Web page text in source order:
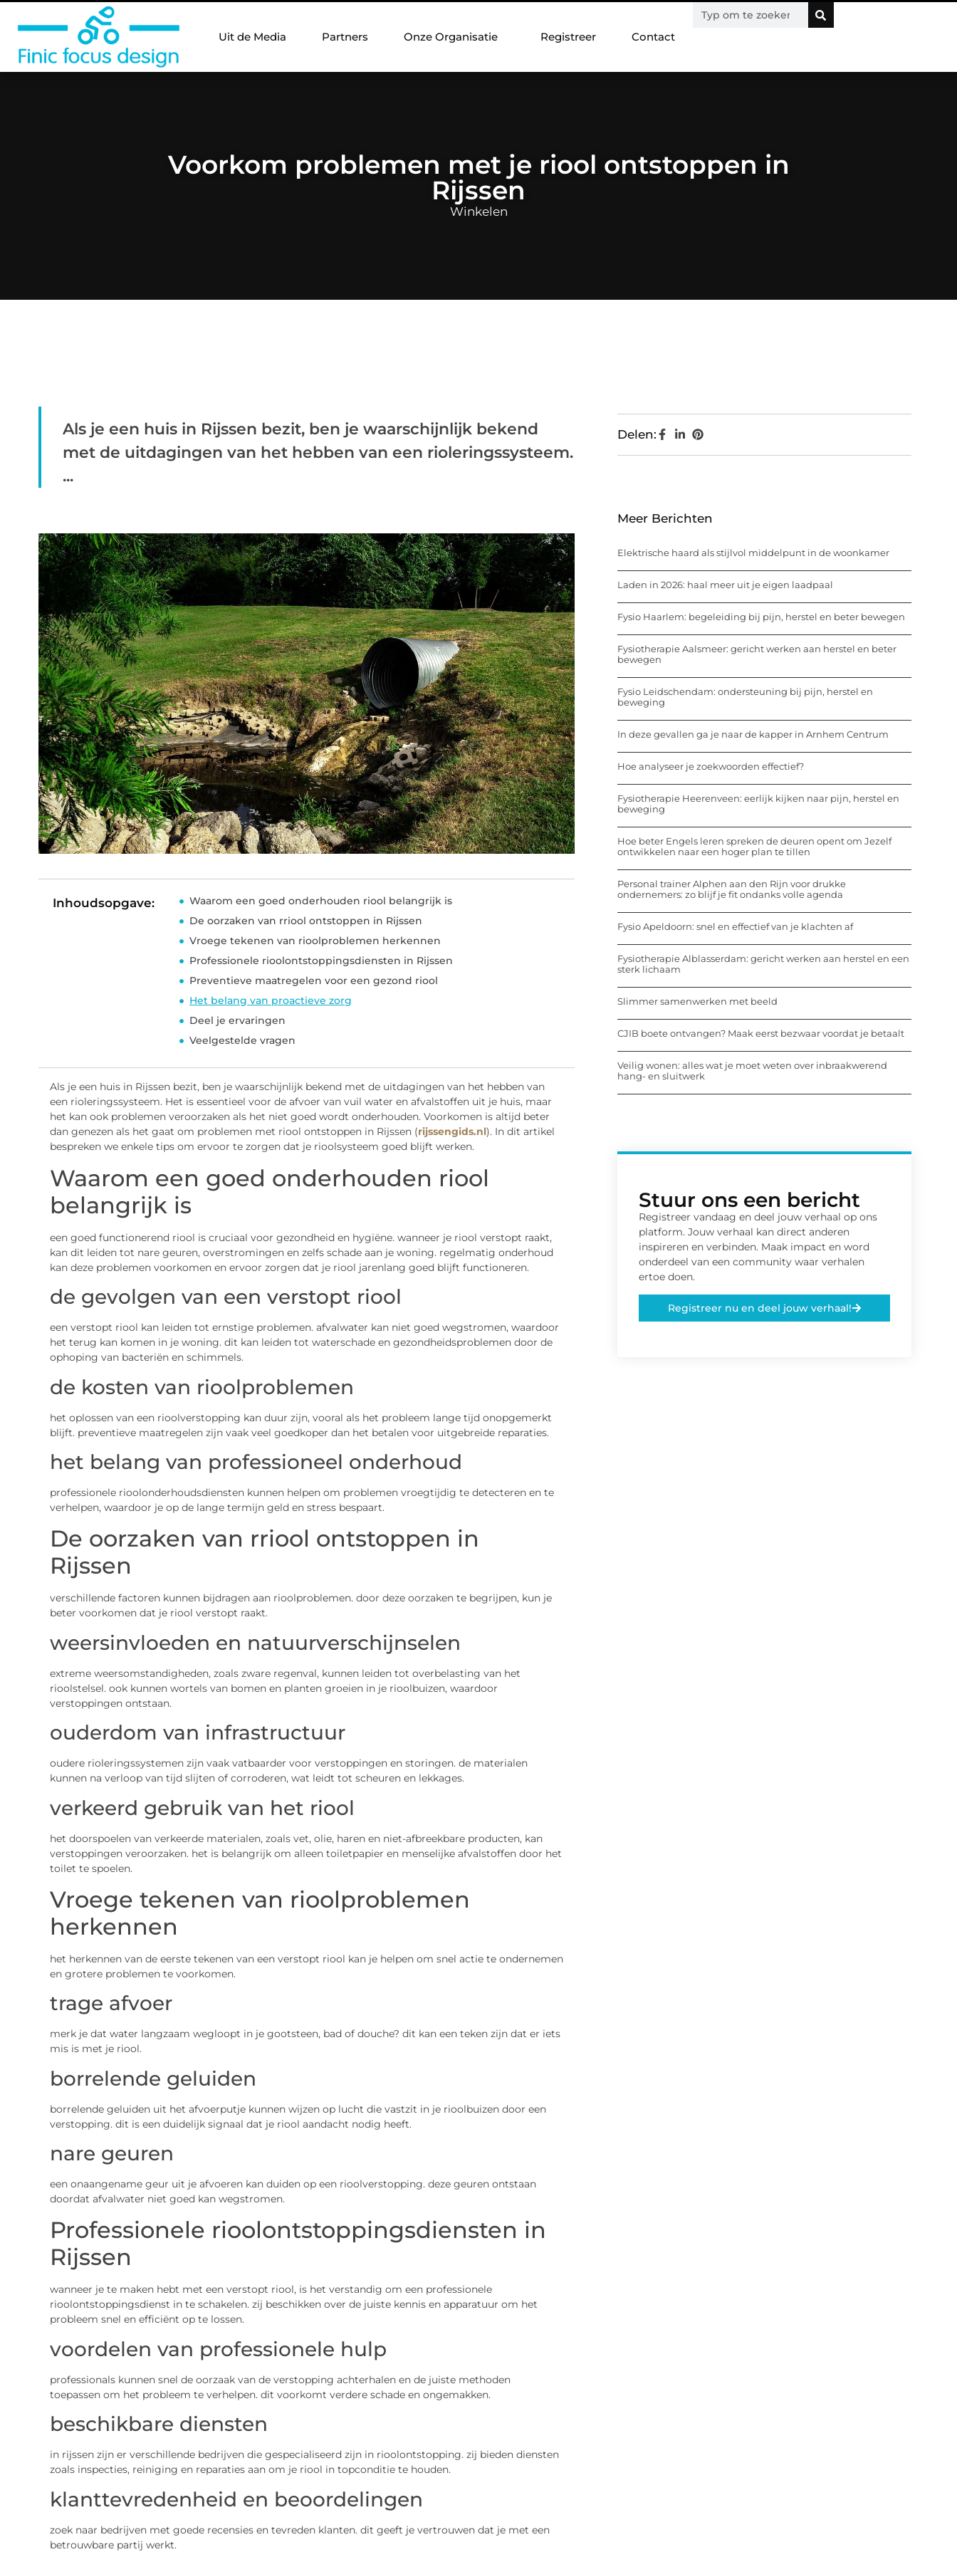
Uit de Media Partners Onze Organisatie Registreer Contact
Voorkom problemen met je riool ontstoppen in
Rijssen
Winkelen
Als je een huis in Rijssen bezit, ben je waarschijnlijk bekend
met de uitdagingen van het hebben van een rioleringssysteem.
...
Inhoudsopgave:
Waarom een goed onderhouden riool belangrijk is
De oorzaken van rriool ontstoppen in Rijssen
Vroege tekenen van rioolproblemen herkennen
Professionele rioolontstoppingsdiensten in Rijssen
Preventieve maatregelen voor een gezond riool
Het belang van proactieve zorg
Deel je ervaringen
Veelgestelde vragen
Als je een huis in Rijssen bezit, ben je waarschijnlijk bekend met de uitdagingen van het hebben van
een rioleringssysteem. Het is essentieel voor de afvoer van vuil water en afvalstoffen uit je huis, maar
het kan ook problemen veroorzaken als het niet goed wordt onderhouden. Voorkomen is altijd beter
dan genezen als het gaat om problemen met riool ontstoppen in Rijssen (rijssengids.nl). In dit artikel
bespreken we enkele tips om ervoor te zorgen dat je rioolsysteem goed blijft werken.
Waarom een goed onderhouden riool
belangrijk is
een goed functionerend riool is cruciaal voor gezondheid en hygiëne. wanneer je riool verstopt raakt,
kan dit leiden tot nare geuren, overstromingen en zelfs schade aan je woning. regelmatig onderhoud
kan deze problemen voorkomen en ervoor zorgen dat je riool jarenlang goed blijft functioneren.
de gevolgen van een verstopt riool
een verstopt riool kan leiden tot ernstige problemen. afvalwater kan niet goed wegstromen, waardoor
het terug kan komen in je woning. dit kan leiden tot waterschade en gezondheidsproblemen door de
ophoping van bacteriën en schimmels.
de kosten van rioolproblemen
het oplossen van een rioolverstopping kan duur zijn, vooral als het probleem lange tijd onopgemerkt
blijft. preventieve maatregelen zijn vaak veel goedkoper dan het betalen voor uitgebreide reparaties.
het belang van professioneel onderhoud
professionele rioolonderhoudsdiensten kunnen helpen om problemen vroegtijdig te detecteren en te
verhelpen, waardoor je op de lange termijn geld en stress bespaart.
De oorzaken van rriool ontstoppen in
Rijssen
verschillende factoren kunnen bijdragen aan rioolproblemen. door deze oorzaken te begrijpen, kun je
beter voorkomen dat je riool verstopt raakt.
weersinvloeden en natuurverschijnselen
extreme weersomstandigheden, zoals zware regenval, kunnen leiden tot overbelasting van het
rioolstelsel. ook kunnen wortels van bomen en planten groeien in je rioolbuizen, waardoor
verstoppingen ontstaan.
ouderdom van infrastructuur
oudere rioleringssystemen zijn vaak vatbaarder voor verstoppingen en storingen. de materialen
kunnen na verloop van tijd slijten of corroderen, wat leidt tot scheuren en lekkages.
verkeerd gebruik van het riool
het doorspoelen van verkeerde materialen, zoals vet, olie, haren en niet-afbreekbare producten, kan
verstoppingen veroorzaken. het is belangrijk om alleen toiletpapier en menselijke afvalstoffen door het
toilet te spoelen.
Vroege tekenen van rioolproblemen
herkennen
het herkennen van de eerste tekenen van een verstopt riool kan je helpen om snel actie te ondernemen
en grotere problemen te voorkomen.
trage afvoer
merk je dat water langzaam wegloopt in je gootsteen, bad of douche? dit kan een teken zijn dat er iets
mis is met je riool.
borrelende geluiden
borrelende geluiden uit het afvoerputje kunnen wijzen op lucht die vastzit in je rioolbuizen door een
verstopping. dit is een duidelijk signaal dat je riool aandacht nodig heeft.
nare geuren
een onaangename geur uit je afvoeren kan duiden op een rioolverstopping. deze geuren ontstaan
doordat afvalwater niet goed kan wegstromen.
Professionele rioolontstoppingsdiensten in
Rijssen
wanneer je te maken hebt met een verstopt riool, is het verstandig om een professionele
rioolontstoppingsdienst in te schakelen. zij beschikken over de juiste kennis en apparatuur om het
probleem snel en efficiënt op te lossen.
voordelen van professionele hulp
professionals kunnen snel de oorzaak van de verstopping achterhalen en de juiste methoden
toepassen om het probleem te verhelpen. dit voorkomt verdere schade en ongemakken.
beschikbare diensten
in rijssen zijn er verschillende bedrijven die gespecialiseerd zijn in rioolontstopping. zij bieden diensten
zoals inspecties, reiniging en reparaties aan om je riool in topconditie te houden.
klanttevredenheid en beoordelingen
zoek naar bedrijven met goede recensies en tevreden klanten. dit geeft je vertrouwen dat je met een
betrouwbare partij werkt.
Delen:
Meer Berichten
Elektrische haard als stijlvol middelpunt in de woonkamer
Laden in 2026: haal meer uit je eigen laadpaal
Fysio Haarlem: begeleiding bij pijn, herstel en beter bewegen
Fysiotherapie Aalsmeer: gericht werken aan herstel en beter
bewegen
Fysio Leidschendam: ondersteuning bij pijn, herstel en
beweging
In deze gevallen ga je naar de kapper in Arnhem Centrum
Hoe analyseer je zoekwoorden effectief?
Fysiotherapie Heerenveen: eerlijk kijken naar pijn, herstel en
beweging
Hoe beter Engels leren spreken de deuren opent om Jezelf
ontwikkelen naar een hoger plan te tillen
Personal trainer Alphen aan den Rijn voor drukke
ondernemers: zo blijf je fit ondanks volle agenda
Fysio Apeldoorn: snel en effectief van je klachten af
Fysiotherapie Alblasserdam: gericht werken aan herstel en een
sterk lichaam
Slimmer samenwerken met beeld
CJIB boete ontvangen? Maak eerst bezwaar voordat je betaalt
Veilig wonen: alles wat je moet weten over inbraakwerend
hang- en sluitwerk
Stuur ons een bericht
Registreer vandaag en deel jouw verhaal op ons
platform. Jouw verhaal kan direct anderen
inspireren en verbinden. Maak impact en word
onderdeel van een community waar verhalen
ertoe doen.
Registreer nu en deel jouw verhaal!